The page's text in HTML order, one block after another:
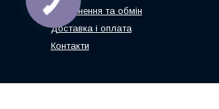
Повернення та обмін
Доставка і оплата
Контакти